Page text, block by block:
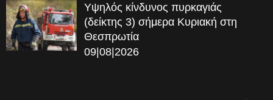
Υψηλός κίνδυνος πυρκαγιάς
(δείκτης 3) σήμερα Κυριακή στη
Θεσπρωτία
09|08|2026